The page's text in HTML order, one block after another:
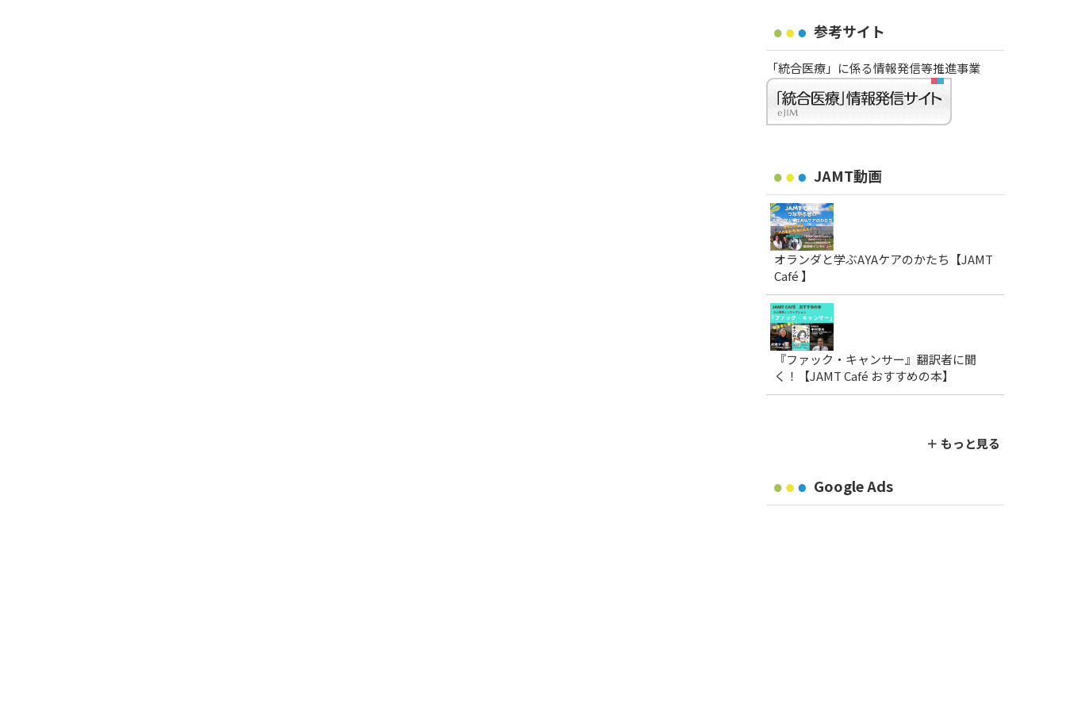
参考サイト
「統合医療」に係る情報発信等推進事業
JAMT動画
オランダと学ぶAYAケアのかたち【JAMT
Café 】
『ファック・キャンサー』翻訳者に聞
く！【JAMT Café おすすめの本】
＋ もっと見る
Google Ads